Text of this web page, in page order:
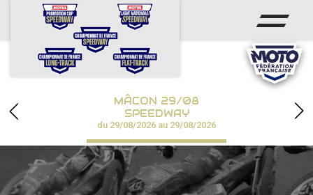
ACCUEIL
CALENDRIER
CHAMPIONNATS
RÉSULTATS
SPEEDWAY ACADÉMIE
MÂCON 29/08
SPEEDWAY
du 29/08/2026 au 29/08/2026